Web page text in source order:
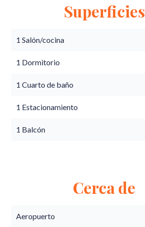
Superficies
1 Salón/cocina
1 Dormitorio
1 Cuarto de baño
1 Estacionamiento
1 Balcón
Cerca de
Aeropuerto